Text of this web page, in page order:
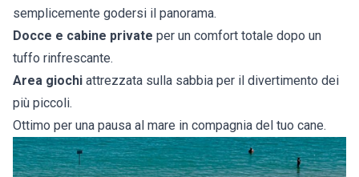
semplicemente godersi il panorama.
Docce e cabine private per un comfort totale dopo un
tuffo rinfrescante.
Area giochi attrezzata sulla sabbia per il divertimento dei
più piccoli.
Ottimo per una pausa al mare in compagnia del tuo cane.